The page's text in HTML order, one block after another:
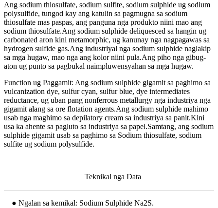
Ang sodium thiosulfate, sodium sulfite, sodium sulphide ug sodium
polysulfide, tungod kay ang katulin sa pagmugna sa sodium
thiosulfate mas paspas, ang panguna nga produkto niini mao ang
sodium thiosulfate.Ang sodium sulphide deliquesced sa hangin ug
carbonated aron kini metamorphic, ug kanunay nga nagpagawas sa
hydrogen sulfide gas.Ang industriyal nga sodium sulphide naglakip
sa mga hugaw, mao nga ang kolor niini pula.Ang piho nga gibug-
aton ug punto sa pagbukal naimpluwensyahan sa mga hugaw.
Function ug Paggamit: Ang sodium sulphide gigamit sa paghimo sa
vulcanization dye, sulfur cyan, sulfur blue, dye intermediates
reductance, ug uban pang nonferrous metallurgy nga industriya nga
gigamit alang sa ore flotation agents.Ang sodium sulphide mahimo
usab nga maghimo sa depilatory cream sa industriya sa panit.Kini
usa ka ahente sa pagluto sa industriya sa papel.Samtang, ang sodium
sulphide gigamit usab sa paghimo sa Sodium thiosulfate, sodium
sulfite ug sodium polysulfide.
Teknikal nga Data
● Ngalan sa kemikal: Sodium Sulphide Na2S.